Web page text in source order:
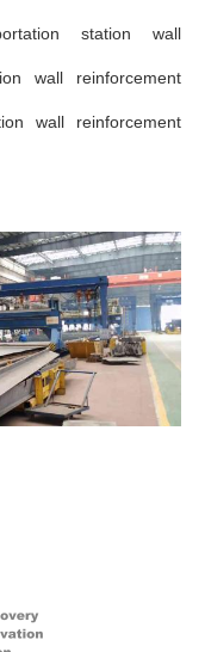
station wall
wall reinforcement
wall reinforcement